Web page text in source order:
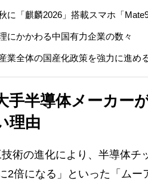
に「麒麟2026」搭載スマホ「
にかかわる中国有力企業の数々
業全体の国産化政策を強力に進め
手半導体メーカー
理由
技術の進化により、半導体
2倍になる」といった「ム